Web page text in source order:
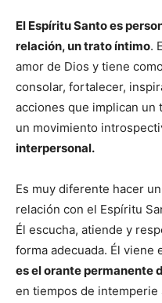
El Espíritu Santo es
relación, un trato íntimo.
amor de Dios y tiene
consolar, fortalecer,
acciones que implican un
un movimiento
interpersonal.
Es muy diferente hacer
relación con el Espíritu
Él escucha, atiende y
forma adecuada. Él viene
es el orante permanente
en tiempos de intemperie